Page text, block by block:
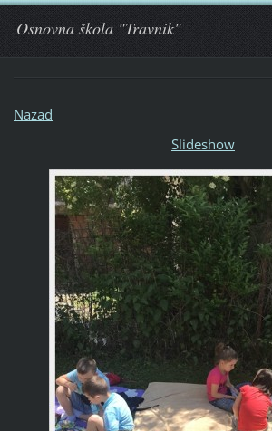
Osnovna škola "Travnik"
Nazad
Slideshow